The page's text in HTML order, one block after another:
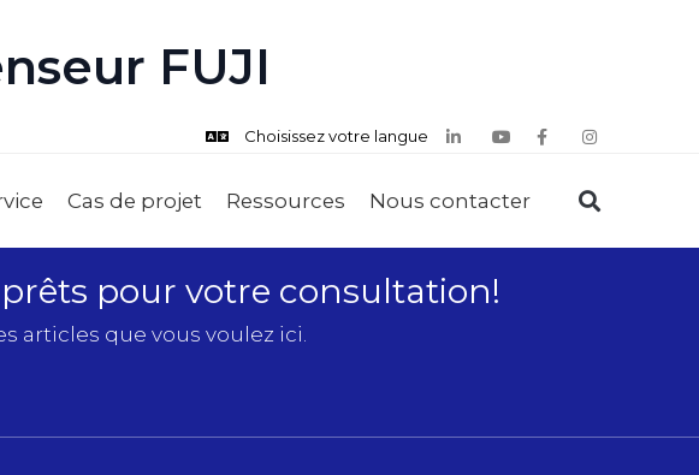
FUJI
Choisissez votre langue
Cas de projet Ressources Nous contacter
pour votre consultation!
articles que vous voulez ici.